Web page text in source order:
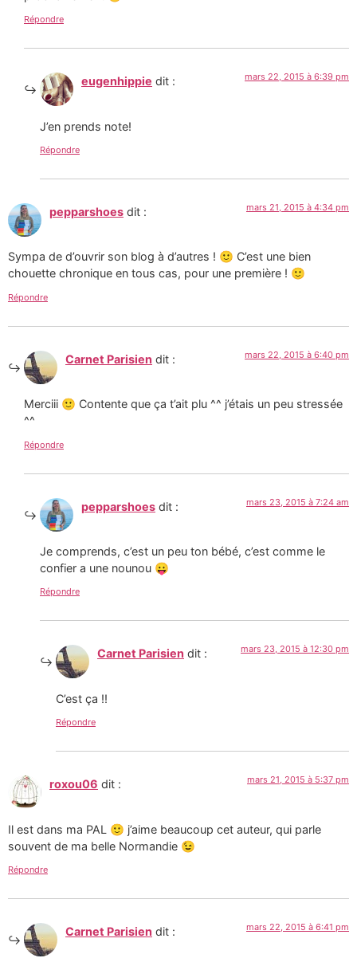
Répondre
eugenhippie dit : mars 22, 2015 à 6:39 pm
J’en prends note!
Répondre
pepparshoes dit : mars 21, 2015 à 4:34 pm
Sympa de d’ouvrir son blog à d’autres ! 🙂 C’est une bien
chouette chronique en tous cas, pour une première ! 🙂
Répondre
Carnet Parisien dit : mars 22, 2015 à 6:40 pm
Merciii 🙂 Contente que ça t’ait plu ^^ j’étais un peu stressée
^^
Répondre
pepparshoes dit : mars 23, 2015 à 7:24 am
Je comprends, c’est un peu ton bébé, c’est comme le
confier a une nounou 😛
Répondre
Carnet Parisien dit : mars 23, 2015 à 12:30 pm
C’est ça !!
Répondre
roxou06 dit : mars 21, 2015 à 5:37 pm
Il est dans ma PAL 🙂 j’aime beaucoup cet auteur, qui parle
souvent de ma belle Normandie 😉
Répondre
Carnet Parisien dit : mars 22, 2015 à 6:41 pm